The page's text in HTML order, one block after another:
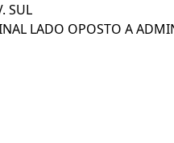
SUL
LADO OPOSTO A